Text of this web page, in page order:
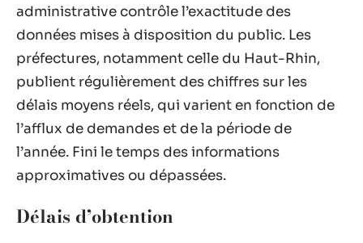
administrative contrôle l’exactitude des
données mises à disposition du public. Les
préfectures, notamment celle du Haut-Rhin,
publient régulièrement des chiffres sur les
délais moyens réels, qui varient en fonction de
l’afflux de demandes et de la période de
l’année. Fini le temps des informations
approximatives ou dépassées.
Délais d’obtention